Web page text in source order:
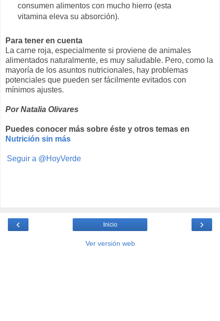
consumen alimentos con mucho hierro (esta
vitamina eleva su absorción).
Para tener en cuenta
La carne roja, especialmente si proviene de animales
alimentados naturalmente, es muy saludable. Pero, como la
mayoría de los asuntos nutricionales, hay problemas
potenciales que pueden ser fácilmente evitados con
mínimos ajustes.
Por Natalia Olivares
Puedes conocer más sobre éste y otros temas en
Nutrición sin más
Seguir a @HoyVerde
‹ ›
Inicio
Ver versión web